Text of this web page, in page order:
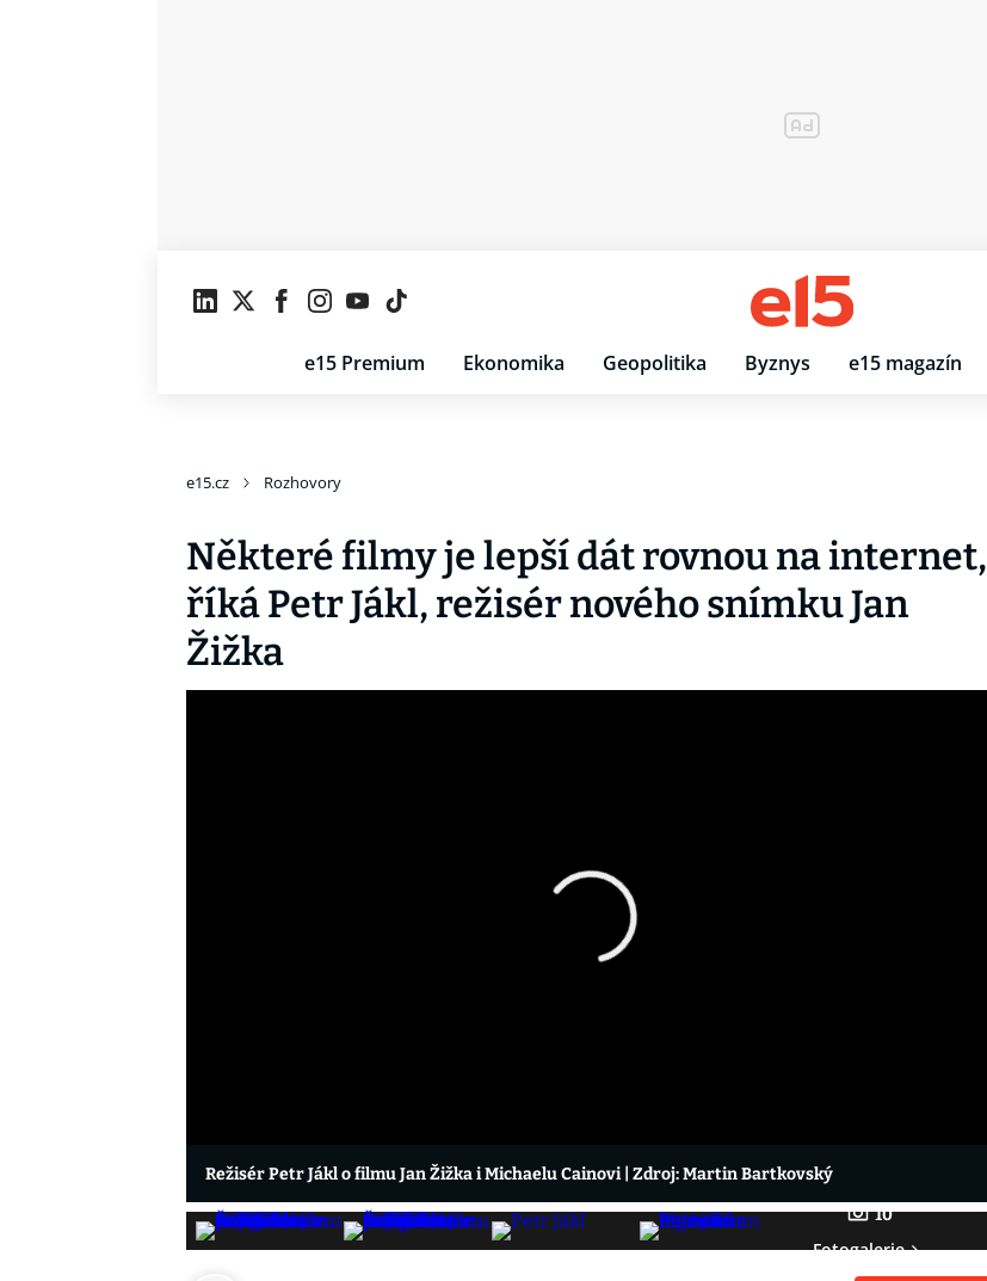
e15 Premium Ekonomika Geopolitika Byznys e15 magazín
e15.cz Rozhovory
Některé filmy je lepší dát rovnou na internet,
říká Petr Jákl, režisér nového snímku Jan
Žižka
Režisér Petr Jákl o filmu Jan Žižka i Michaelu Cainovi | Zdroj: Martin Bartkovský
10
Fotogalerie